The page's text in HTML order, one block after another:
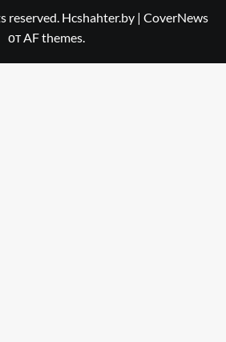
Hcshahter.by | CoverNews
от AF themes.